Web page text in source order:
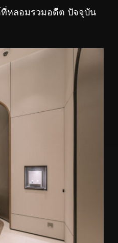
หลอมรวมอดีต ปัจจุบัน